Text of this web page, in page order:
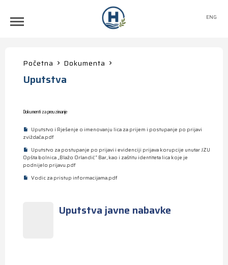
ENG
Početna Dokumenta
Uputstva
Dokumenti za preuzimanje
Uputstvo i Rješenje o imenovanju lica za prijem i postupanje po prijavi
zviždača.pdf
Uputstvo za postupanje po prijavi i evidenciji prijava korupcije unutar JZU
Opšta bolnica „Blažo Orlandić“ Bar, kao i zaštitu identiteta lica koje je
podnijelo prijavu.pdf
Vodic za pristup informacijama.pdf
Uputstva javne nabavke